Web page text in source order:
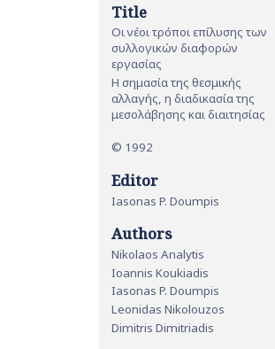
Title
Οι νέοι τρόποι επίλυσης των
συλλογικών διαφορών
εργασίας
Η σημασία της θεσμικής
αλλαγής, η διαδικασία της
μεσολάβησης και διαιτησίας
© 1992
Editor
Iasonas P. Doumpis
Authors
Nikolaos Analytis
Ioannis Koukiadis
Iasonas P. Doumpis
Leonidas Nikolouzos
Dimitris Dimitriadis